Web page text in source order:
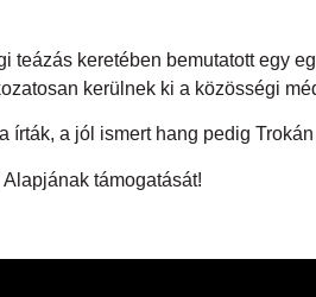
teázás keretében bemutatott egy
kerülnek ki a közösségi
írták, a jól ismert hang pedig
támogatását!